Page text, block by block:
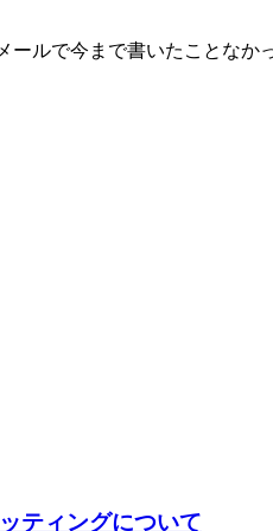
ールで今まで書いたことなか
ティングについて